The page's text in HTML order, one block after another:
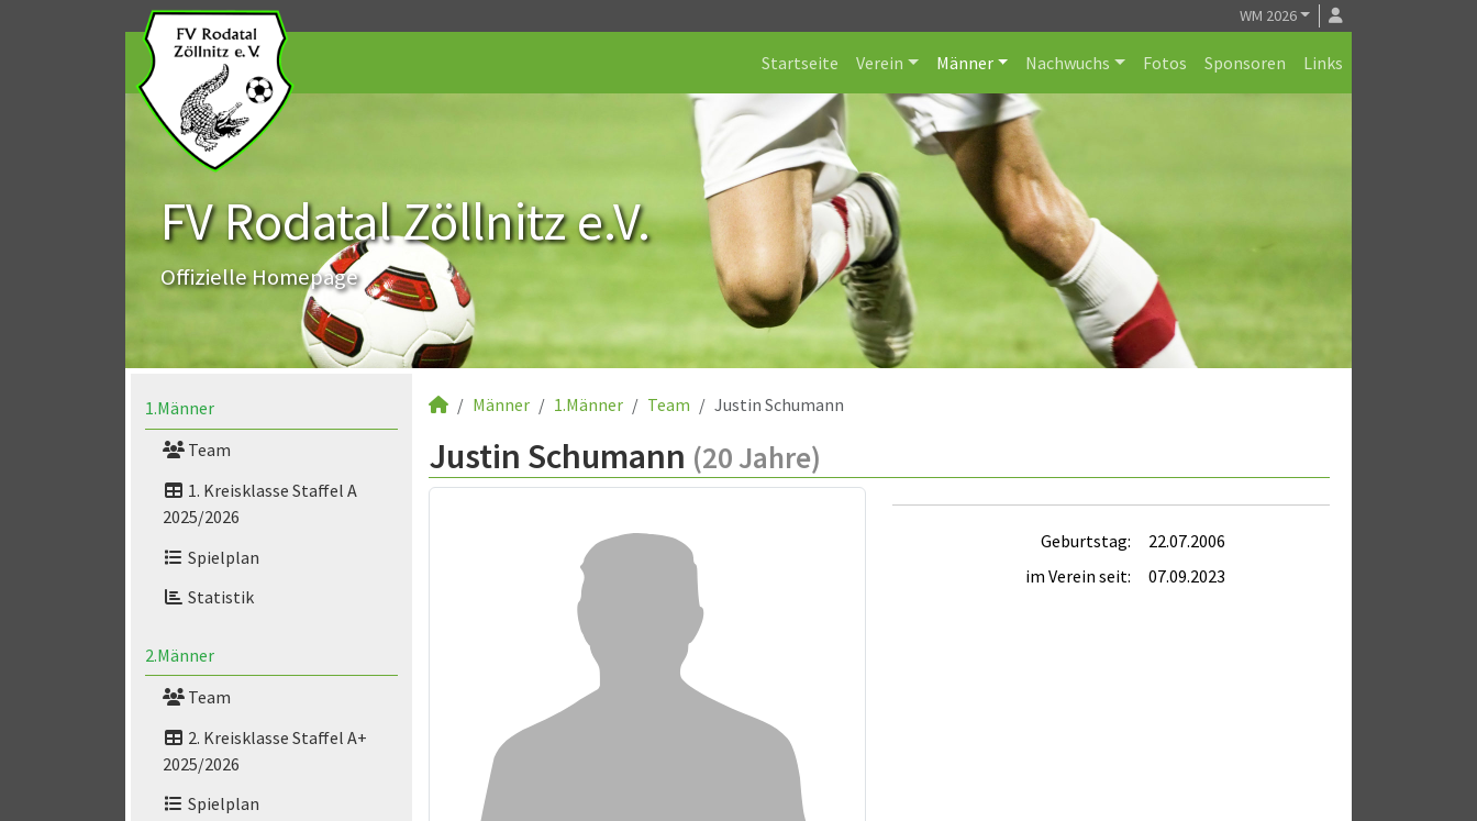
WM 2026
Startseite Verein Männer Nachwuchs Fotos Sponsoren Links
FV Rodatal Zöllnitz e.V.
Offizielle Homepage
1.Männer
Team
1. Kreisklasse Staffel A
2025/2026
Spielplan
Statistik
2.Männer
Team
2. Kreisklasse Staffel A+
2025/2026
Spielplan
Männer 1.Männer Team Justin Schumann
Justin Schumann (20 Jahre)
Geburtstag:
22.07.2006
im Verein seit:
07.09.2023